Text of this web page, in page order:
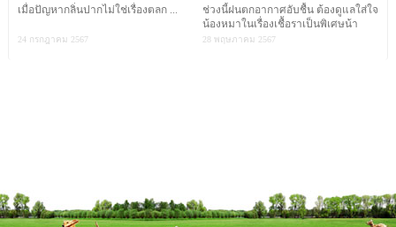
อก, เฟรนช์ บูลด็อก, ปั๊ก ฯลฯหรือน้องหมาพันธุ์ที่มีผิวแพ้ง่าย
เมื่อปัญหากลิ่นปากไม่ใช่เรื่องตลก ...
24 กรกฎาคม 2567
ช่วงนี้ฝนตกอากาศอับชื้น ต้องดูแลใส่ใจ
น้องหมาในเรื่องเชื้อราเป็นพิเศษน้า
28 พฤษภาคม 2567